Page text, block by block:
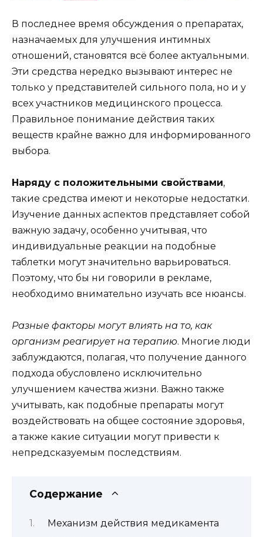
В последнее время обсуждения о препаратах,
назначаемых для улучшения интимных
отношений, становятся всё более актуальными.
Эти средства нередко вызывают интерес не
только у представителей сильного пола, но и у
всех участников медицинского процесса.
Правильное понимание действия таких
веществ крайне важно для информированного
выбора.
Наряду с положительными свойствами,
такие средства имеют и некоторые недостатки.
Изучение данных аспектов представляет собой
важную задачу, особенно учитывая, что
индивидуальные реакции на подобные
таблетки могут значительно варьироваться.
Поэтому, что бы ни говорили в рекламе,
необходимо внимательно изучать все нюансы.
Разные факторы могут влиять на то, как
организм реагирует на терапию. Многие люди
заблуждаются, полагая, что получение данного
подхода обусловлено исключительно
улучшением качества жизни. Важно также
учитывать, как подобные препараты могут
воздействовать на общее состояние здоровья,
а также какие ситуации могут привести к
непредсказуемым последствиям.
Содержание
Механизм действия медикамента